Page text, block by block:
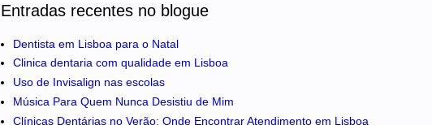
Entradas recentes no blogue
Dentista em Lisboa para o Natal
Clinica dentaria com qualidade em Lisboa
Uso de Invisalign nas escolas
Música Para Quem Nunca Desistiu de Mim
Clínicas Dentárias no Verão: Onde Encontrar Atendimento em Lisboa